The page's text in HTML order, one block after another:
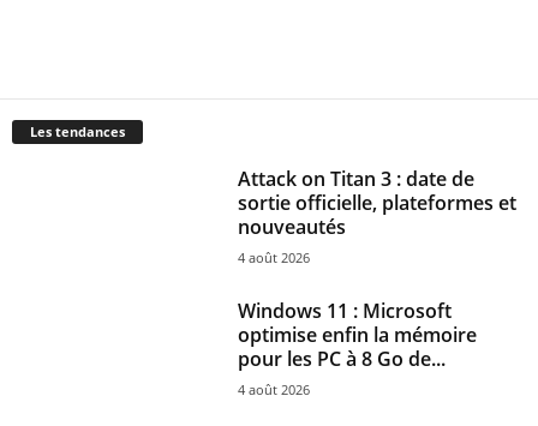
Les tendances
Attack on Titan 3 : date de
sortie officielle, plateformes et
nouveautés
4 août 2026
Windows 11 : Microsoft
optimise enfin la mémoire
pour les PC à 8 Go de...
4 août 2026